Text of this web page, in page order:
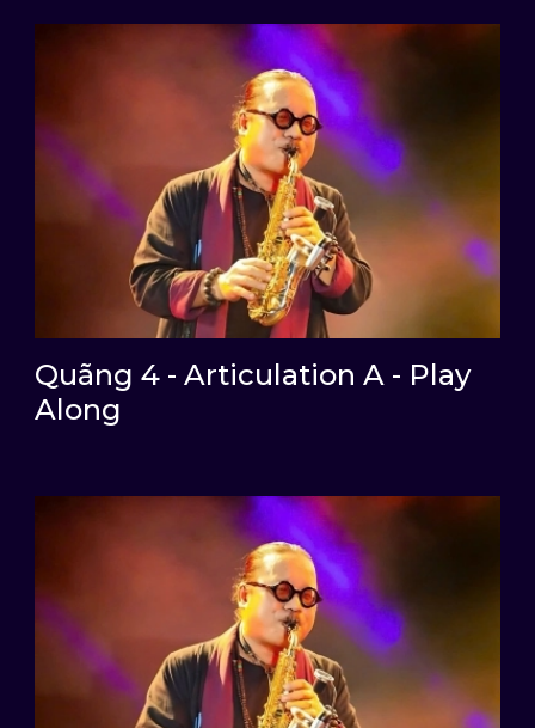
Quãng 4 - Articulation A - Play
Along